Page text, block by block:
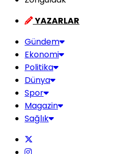
YAZARLAR
Gündem
Ekonomi
Politika
Dünya
Spor
Magazin
Sağlık